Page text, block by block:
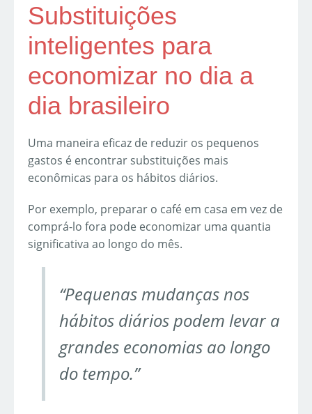
Substituições
inteligentes para
economizar no dia a
dia brasileiro
Uma maneira eficaz de reduzir os pequenos
gastos é encontrar substituições mais
econômicas para os hábitos diários.
Por exemplo, preparar o café em casa em vez de
comprá-lo fora pode economizar uma quantia
significativa ao longo do mês.
“Pequenas mudanças nos
hábitos diários podem levar a
grandes economias ao longo
do tempo.”